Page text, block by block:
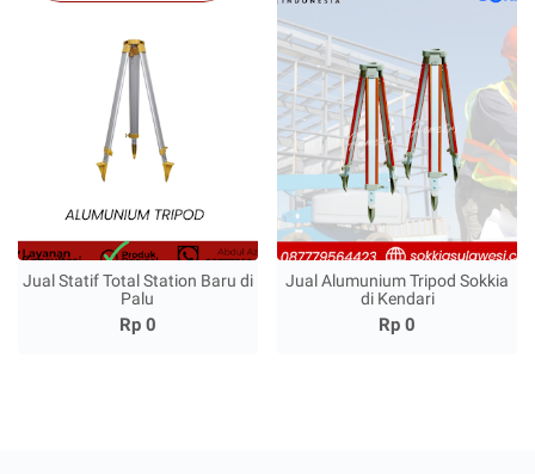
Jual Statif Total Station Baru di
Palu
Rp 0
Jual Alumunium Tripod Sokkia
di Kendari
Rp 0